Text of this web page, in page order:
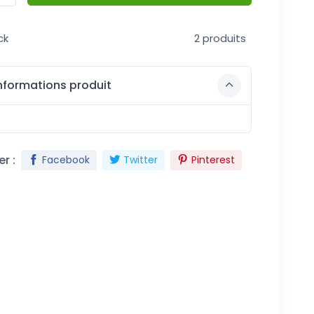
2 produits
produit
: Facebook Twitter Pinterest